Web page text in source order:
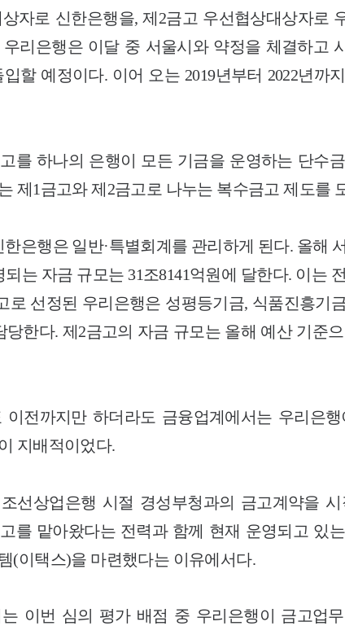
자로 신한은행을, 제2금고 우선협상대상자로
리은행은 이달 중 서울시와 약정을 체결하고
할 예정이다. 이어 오는 2019년부터 2022년까
를 하나의 은행이 모든 기금을 운영하는 단수
제1금고와 제2금고로 나누는 복수금고 제도를
은행은 일반·특별회계를 관리하게 된다. 올해
는 자금 규모는 31조8141억원에 달한다. 이는
로 선정된 우리은행은 성평등기금, 식품진흥기
한다. 제2금고의 자금 규모는 올해 예산 기준으
이전까지만 하더라도 금융업계에서는 우리은
지배적이었다.
선상업은행 시절 경성부청과의 금고계약을 시
를 맡아왔다는 전력과 함께 현재 운영되고 있
(이택스)을 마련했다는 이유에서다.
이번 심의 평가 배점 중 우리은행이 금고업